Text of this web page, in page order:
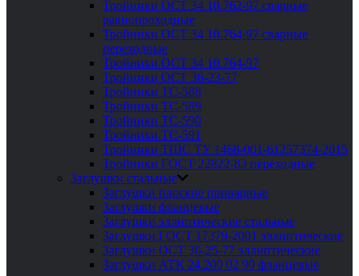
Тройники ОСТ 34 10.762-97 сварные
равнопроходные
Тройники ОСТ 34 10.764-97 сварные
переходные
Тройники ОСТ 34 10.764-97
Тройники ОСТ 36-23-77
Тройники ТС-588
Тройники ТС-589
Тройники ТС-590
Тройники ТС-591
Тройники ТШС ТУ 1468-001-61257374-2015
Тройники ГОСТ 22822-83 переходные
Заглушки стальные
Заглушки плоские приварные
Заглушки фланцевые
Заглушки эллиптические стальные
Заглушки ГОСТ 17379-2001 эллиптические
Заглушки ОСТ 36-25-77 эллиптические
Заглушки АТК 24.200 02 90 фланцевые